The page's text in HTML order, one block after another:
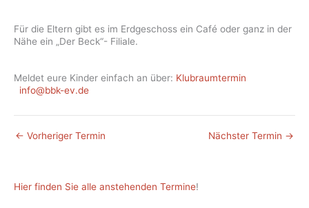
Für die Eltern gibt es im Erdgeschoss ein Café oder ganz in der
Nähe ein „Der Beck“- Filiale.
Meldet eure Kinder einfach an über: Klubraumtermin
info@bbk-ev.de
← Vorheriger Termin Nächster Termin →
Hier finden Sie alle anstehenden Termine!